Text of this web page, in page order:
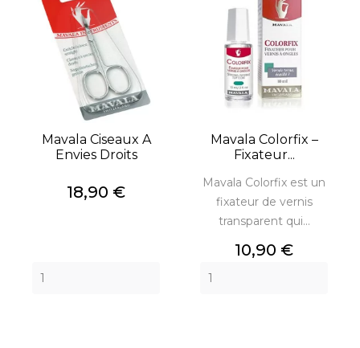
Mavala Ciseaux A
Envies Droits
Prix
18,90 €
Mavala Colorfix –
Fixateur...
Mavala Colorfix est un
fixateur de vernis
transparent qui...
Prix
10,90 €